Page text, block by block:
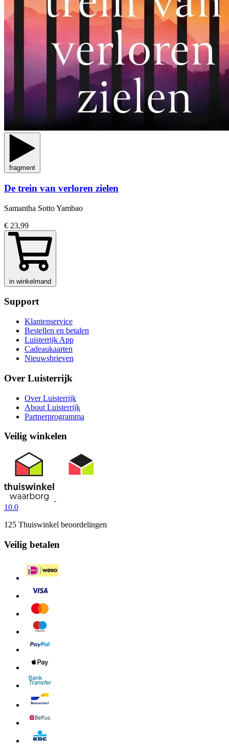
fragment
De trein van verloren zielen
Samantha Sotto Yambao
€ 23,99
in winkelmand
Support
Klantenservice
Bestellen en betalen
Luisterrijk App
Cadeaukaarten
Nieuwsbrieven
Over Luisterrijk
Over Luisterrijk
About Luisterrijk
Partnerprogramma
Veilig winkelen
10.0
125 Thuiswinkel beoordelingen
Veilig betalen